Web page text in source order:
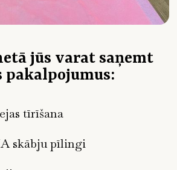
jūs varat saņemt
tīrīšana
skābju pīlingi